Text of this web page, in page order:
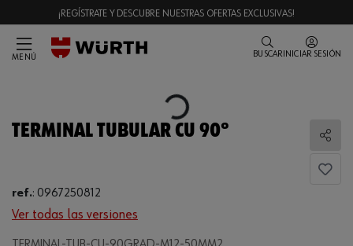
¡REGÍSTRATE Y DESCUBRE NUESTRAS OFERTAS EXCLUSIVAS!
MENÚ BUSCAR INICIAR SESIÓN
Loading...
TERMINAL TUBULAR CU 90º
ref.: 0967250812
Ver todas las versiones